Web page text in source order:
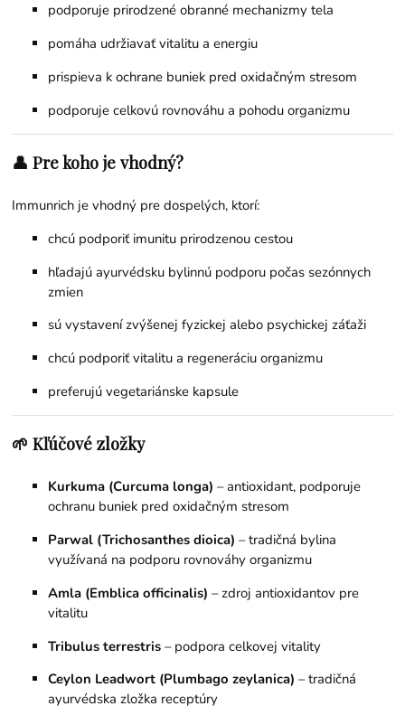
podporuje prirodzené obranné mechanizmy tela
pomáha udržiavať vitalitu a energiu
prispieva k ochrane buniek pred oxidačným stresom
podporuje celkovú rovnováhu a pohodu organizmu
👤 Pre koho je vhodný?
Immunrich je vhodný pre dospelých, ktorí:
chcú podporiť imunitu prirodzenou cestou
hľadajú ayurvédsku bylinnú podporu počas sezónnych
zmien
sú vystavení zvýšenej fyzickej alebo psychickej záťaži
chcú podporiť vitalitu a regeneráciu organizmu
preferujú vegetariánske kapsule
🌱 Kľúčové zložky
Kurkuma (Curcuma longa) – antioxidant, podporuje
ochranu buniek pred oxidačným stresom
Parwal (Trichosanthes dioica) – tradičná bylina
využívaná na podporu rovnováhy organizmu
Amla (Emblica officinalis) – zdroj antioxidantov pre
vitalitu
Tribulus terrestris – podpora celkovej vitality
Ceylon Leadwort (Plumbago zeylanica) – tradičná
ayurvédska zložka receptúry